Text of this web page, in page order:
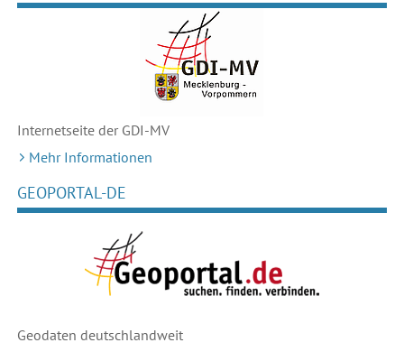
Internetseite der GDI-MV
Mehr Informationen
GEOPORTAL-DE
Geodaten deutschlandweit